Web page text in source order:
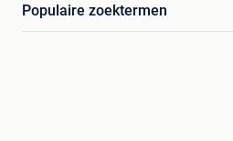
Populaire zoektermen